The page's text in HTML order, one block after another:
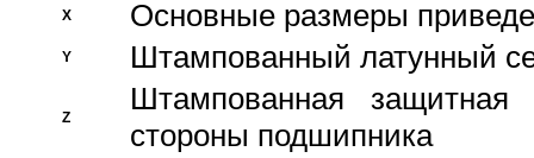
X Основные размеры
Y Штампованный латунный
Z
Штампованная
стороны подшипника